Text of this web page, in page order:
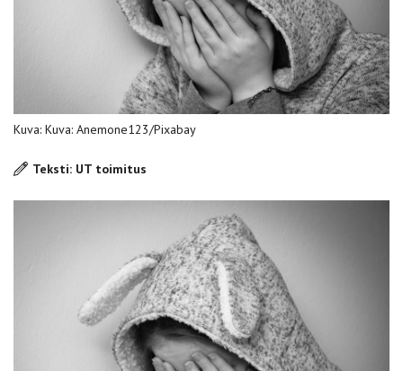
Kuva: Kuva: Anemone123/Pixabay
Teksti: UT toimitus